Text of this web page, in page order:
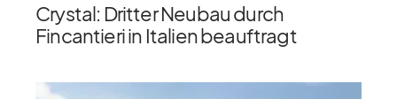
Crystal: Dritter Neubau durch
Fincantieri in Italien beauftragt